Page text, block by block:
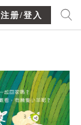
注册/登入